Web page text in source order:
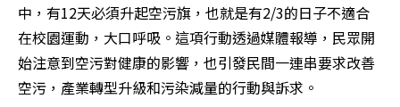
中，有12天必須升起空污旗，也就是有2/3的日子不適合
在校園運動，大口呼吸。這項行動透過媒體報導，民眾開
始注意到空污對健康的影響，也引發民間一連串要求改善
空污，產業轉型升級和污染減量的行動與訴求。